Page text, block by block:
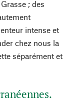
; des
intense et
chez nous la
séparément et